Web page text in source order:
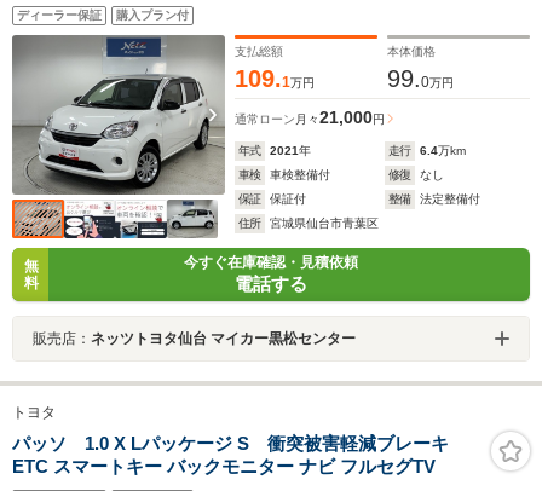
ディーラー保証 購入プラン付
支払総額
109.1万円
本体価格
99.0万円
通常ローン 月々21,000円
年式 2021年 走行 6.4万km
車検
車検整備付 修復
なし
保証
保証付 整備
法定整備付
住所
宮城県仙台市青葉区
無
料
今すぐ在庫確認・見積依頼
電話する
販売店： ネッツトヨタ仙台 マイカー黒松センター
トヨタ
パッソ 1.0 X Lパッケージ S 衝突被害軽減ブレーキ
ETC スマートキー バックモニター ナビ フルセグTV